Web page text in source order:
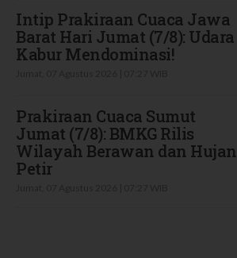
Intip Prakiraan Cuaca Jawa
Barat Hari Jumat (7/8): Udara
Kabur Mendominasi!
Prakiraan Cuaca Sumut
Jumat (7/8): BMKG Rilis
Wilayah Berawan dan Hujan
Petir